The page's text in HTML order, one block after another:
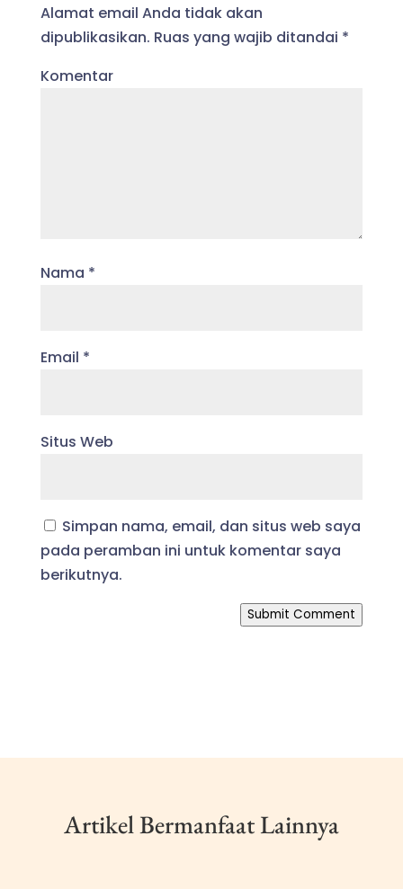
Alamat email Anda tidak akan
dipublikasikan. Ruas yang wajib ditandai *
Komentar
Nama *
Email *
Situs Web
Simpan nama, email, dan situs web saya
pada peramban ini untuk komentar saya
berikutnya.
Submit Comment
Artikel Bermanfaat Lainnya